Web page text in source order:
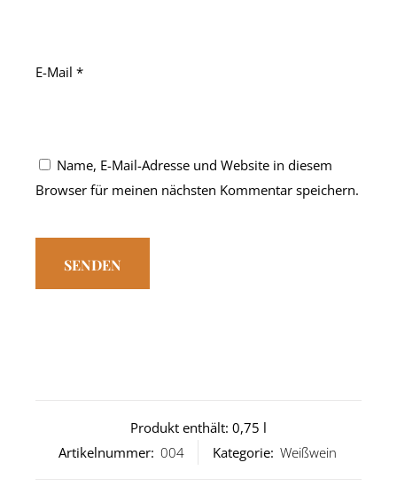
E-Mail *
Name, E-Mail-Adresse und Website in diesem
Browser für meinen nächsten Kommentar speichern.
Produkt enthält: 0,75 l
Artikelnummer: 004 Kategorie: Weißwein